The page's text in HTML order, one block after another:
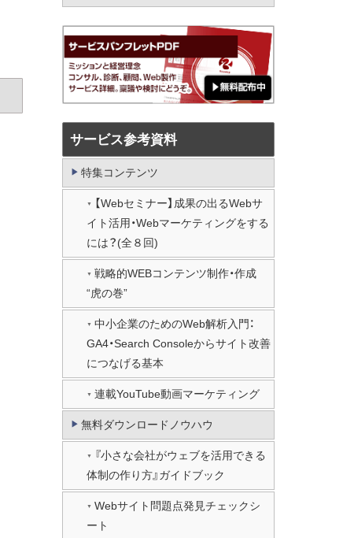
サービス参考資料
特集コンテンツ
【Webセミナー】成果の出るWebサ
イト活用・Webマーケティングをする
には？(全８回)
戦略的WEBコンテンツ制作・作成
“虎の巻”
中小企業のためのWeb解析入門：
GA4・Search Consoleからサイト改善
につなげる基本
連載YouTube動画マーケティング
無料ダウンロードノウハウ
『小さな会社がウェブを活用できる
体制の作り方』ガイドブック
Webサイト問題点発見チェックシ
ート